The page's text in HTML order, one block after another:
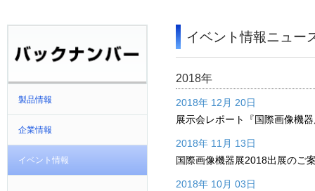
製品情報
企業情報
イベント情報
イベント情報ニュー
2018年
2018年 12月 20日
展示会レポート『国際画像機
2018年 11月 13日
国際画像機器展2018出展のご
2018年 10月 03日